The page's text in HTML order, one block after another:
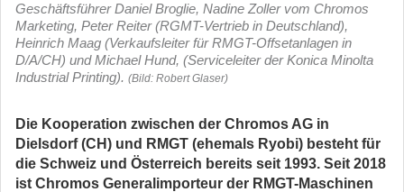
Geschäftsführer Daniel Broglie, Nadine Zoller vom Chromos
Marketing, Peter Reiter (RGMT-Vertrieb in Deutschland),
Heinrich Maag (Verkaufsleiter für RMGT-Offsetanlagen in
D/A/CH) und Michael Hund, (Serviceleiter der Konica Minolta
Industrial Printing). (Bild: Robert Glaser)
Die Kooperation zwischen der Chromos AG in
Dielsdorf (CH) und RMGT (ehemals Ryobi) besteht für
die Schweiz und Österreich bereits seit 1993. Seit 2018
ist Chromos Generalimporteur der RMGT-Maschinen